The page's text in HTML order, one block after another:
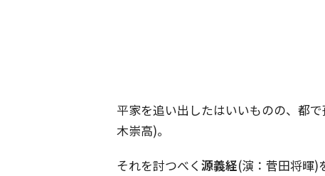
平家を追い出したはいいものの、都
木崇高)。
それを討つべく 源義経(演：菅田将暉)